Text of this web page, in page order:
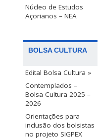
Núcleo de Estudos
Açorianos – NEA
BOLSA CULTURA
Edital Bolsa Cultura »
Contemplados –
Bolsa Cultura 2025 –
2026
Orientações para
inclusão dos bolsistas
no projeto SIGPEX